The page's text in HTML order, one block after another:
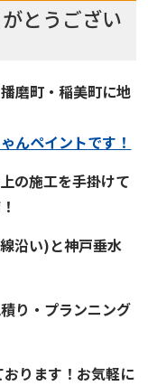
とうござい
磨町・稲美町に地
んペイントです！
の施工を手掛けて
沿い)と神戸垂水
り・プランニング
ります！お気軽に